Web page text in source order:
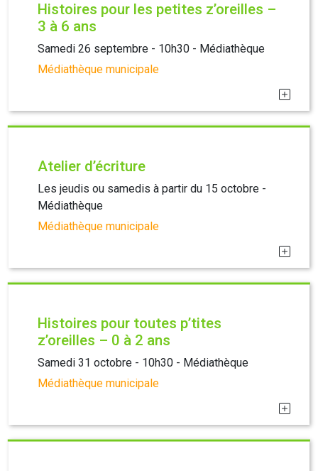
Histoires pour les petites z’oreilles –
3 à 6 ans
Samedi 26 septembre - 10h30 - Médiathèque
Médiathèque municipale
Atelier d’écriture
Les jeudis ou samedis à partir du 15 octobre -
Médiathèque
Médiathèque municipale
Histoires pour toutes p’tites
z’oreilles – 0 à 2 ans
Samedi 31 octobre - 10h30 - Médiathèque
Médiathèque municipale